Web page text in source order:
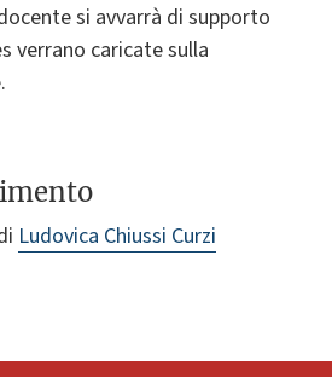
si avvarrà di supporto
verrano caricate sulla
Ludovica Chiussi Curzi